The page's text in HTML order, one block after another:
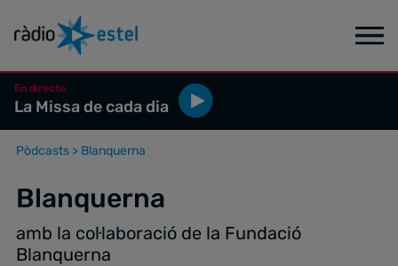
En directe
La Missa de cada dia
Pòdcasts > Blanquerna
Blanquerna
amb la col·laboració de la Fundació
Blanquerna